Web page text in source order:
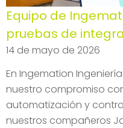
Equipo de
pruebas de
14 de mayo de 2026
En Ingemation
nuestro compromiso
automatización y
nuestros compañeros